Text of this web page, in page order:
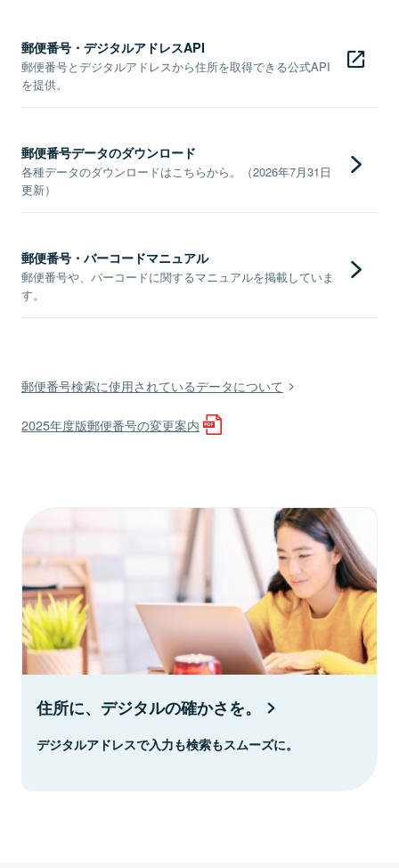
郵便番号・デジタルアドレスAPI
郵便番号とデジタルアドレスから住所を取得できる公式API
を提供。
郵便番号データのダウンロード
各種データのダウンロードはこちらから。（2026年7月31日
更新）
郵便番号・バーコードマニュアル
郵便番号や、バーコードに関するマニュアルを掲載していま
す。
郵便番号検索に使用されているデータについて
2025年度版郵便番号の変更案内
住所に、デジタルの確かさを。
デジタルアドレスで入力も検索もスムーズに。